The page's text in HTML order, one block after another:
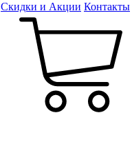
Скидки и Акции Контакты